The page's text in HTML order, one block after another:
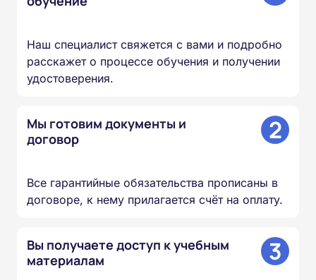
Наш специалист свяжется с вами и подробно
расскажет о процессе обучения и получении
удостоверения.
Мы готовим документы и
договор
2
Все гарантийные обязательства прописаны в
договоре, к нему прилагается счёт на оплату.
Вы получаете доступ к учебным
материалам
3